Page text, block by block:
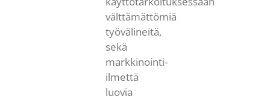
välttämättömiä
työvälineitä,
sekä
markkinointi-
ilmettä
luovia